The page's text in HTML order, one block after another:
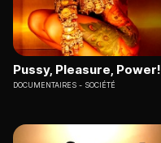
Pussy, Pleasure, Power!
DOCUMENTAIRES SOCIÉTÉ